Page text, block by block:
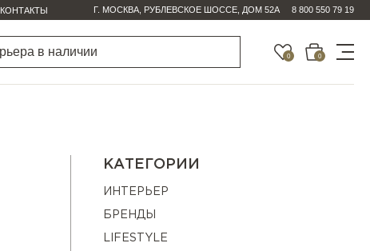
КОНТАКТЫ Г. МОСКВА, РУБЛЕВСКОЕ ШОССЕ, ДОМ 52А 8 800 550 79 19
0 0
КАТЕГОРИИ
ИНТЕРЬЕР
БРЕНДЫ
LIFESTYLE